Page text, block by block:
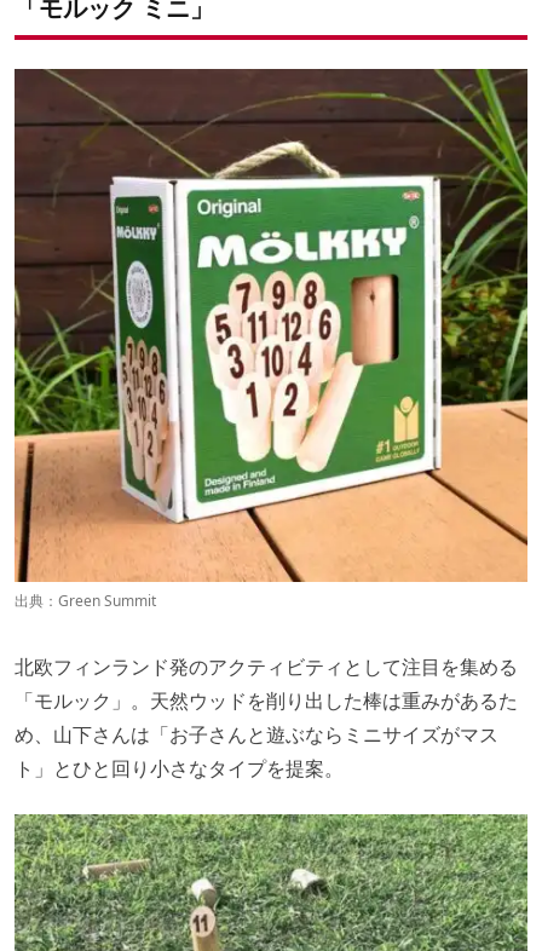
「モルック ミニ」
出典： Green Summit
北欧フィンランド発のアクティビティとして注目を集める
「モルック」。天然ウッドを削り出した棒は重みがあるた
め、山下さんは「お子さんと遊ぶならミニサイズがマス
ト」とひと回り小さなタイプを提案。